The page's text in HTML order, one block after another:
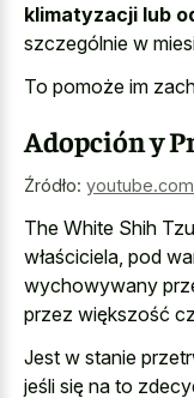
klimatyzacji lub
szczególnie w
To pomoże im
Adopción y
Źródło: youtube.com
The White Shih
właściciela, pod
wychowywany
przez większość
Jest w stanie
jeśli się na to